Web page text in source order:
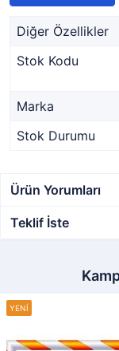
Diğer Özellikler
Stok Kodu
Marka
Stok Durumu
Ürün Yorumları
Teklif İste